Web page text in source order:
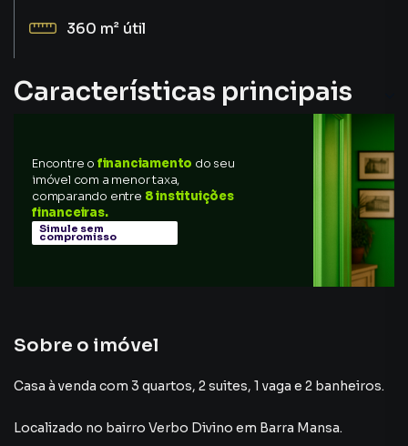
360 m² útil
Características principais
Encontre o financiamento do seu
imóvel com a menor taxa,
comparando entre 8 instituições
financeiras.
Simule sem
compromisso
Sobre o imóvel
Casa à venda com 3 quartos, 2 suites, 1 vaga e 2 banheiros.
Localizado no bairro Verbo Divino em Barra Mansa.